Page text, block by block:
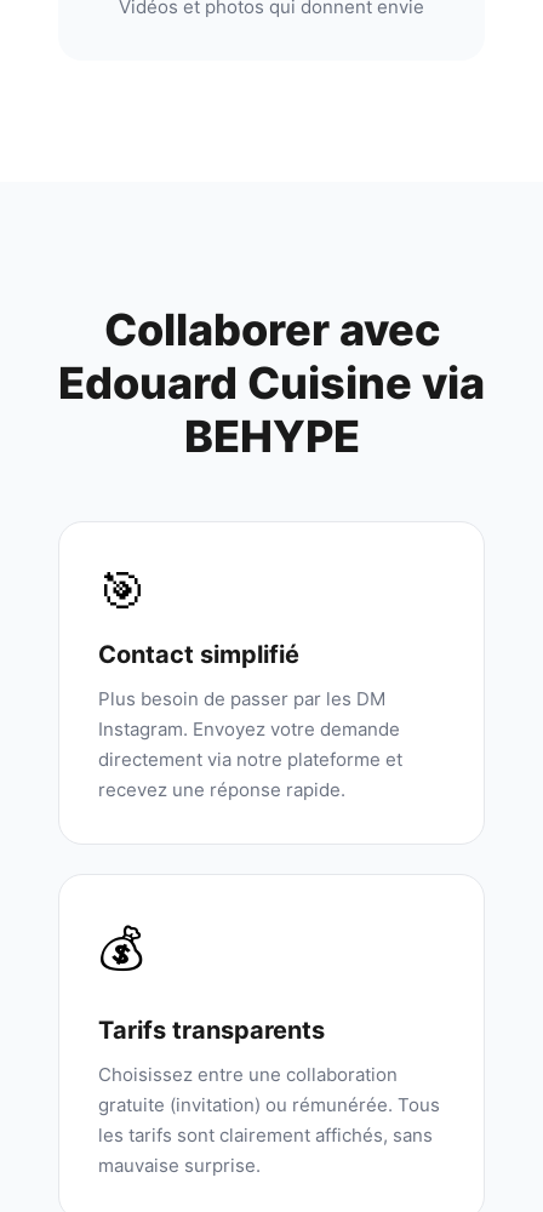
Vidéos et photos qui donnent envie
Collaborer avec
Edouard Cuisine via
BEHYPE
🎯
Contact simplifié
Plus besoin de passer par les DM
Instagram. Envoyez votre demande
directement via notre plateforme et
recevez une réponse rapide.
💰
Tarifs transparents
Choisissez entre une collaboration
gratuite (invitation) ou rémunérée. Tous
les tarifs sont clairement affichés, sans
mauvaise surprise.